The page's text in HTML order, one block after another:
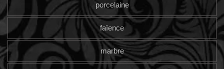
porcelaine
faïence
marbre